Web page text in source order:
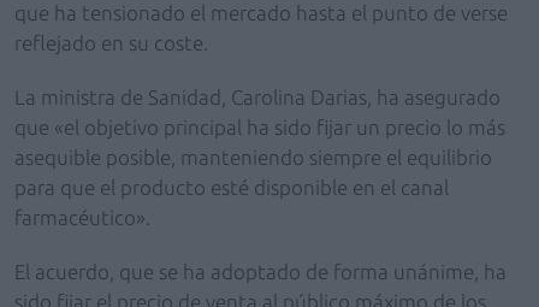
que ha tensionado el mercado hasta el punto de verse
reflejado en su coste.
La ministra de Sanidad, Carolina Darias, ha asegurado
que «el objetivo principal ha sido fijar un precio lo más
asequible posible, manteniendo siempre el equilibrio
para que el producto esté disponible en el canal
farmacéutico».
El acuerdo, que se ha adoptado de forma unánime, ha
sido fijar el precio de venta al público máximo de los